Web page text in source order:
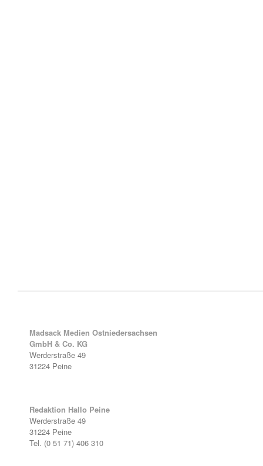
Madsack Medien Ostniedersachsen
GmbH & Co. KG
Werderstraße 49
31224 Peine
Redaktion Hallo Peine
Werderstraße 49
31224 Peine
Tel. (0 51 71) 406 310